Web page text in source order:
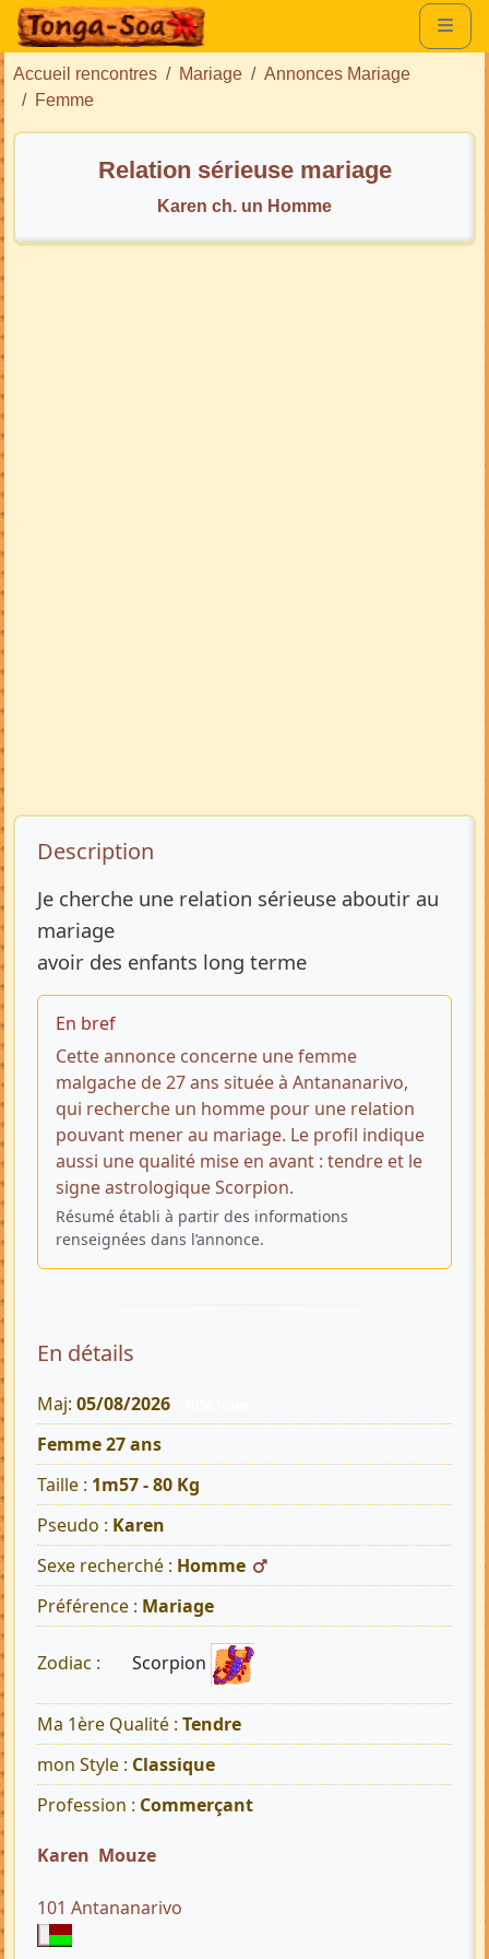
Accueil rencontres Mariage
Annonces Mariage
Femme
Relation sérieuse mariage
Karen ch. un Homme
Description de l’annonce
Description
Je cherche une relation sérieuse aboutir au
mariage
avoir des enfants long terme
En bref
Cette annonce concerne une femme
malgache de 27 ans située à Antananarivo,
qui recherche un homme pour une relation
pouvant mener au mariage. Le profil indique
aussi une qualité mise en avant : tendre et le
signe astrologique Scorpion.
Résumé établi à partir des informations
renseignées dans l’annonce.
En détails
Maj: 05/08/2026
Femme 27 ans
Taille : 1m57 - 80 Kg
Pseudo : Karen
Sexe recherché : Homme
Préférence : Mariage
Zodiac : Scorpion
Ma 1ère Qualité : Tendre
mon Style : Classique
Profession : Commerçant
Karen Mouze
101 Antananarivo